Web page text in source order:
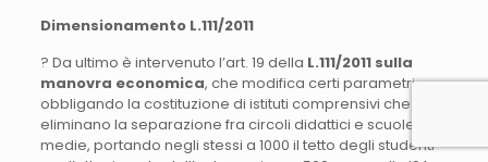
Dimensionamento L.111/2011
? Da ultimo è intervenuto l’art. 19 della L.111/2011 sulla
manovra economica, che modifica certi parametri,
obbligando la costituzione di istituti comprensivi che
eliminano la separazione fra circoli didattici e scuole
medie, portando negli stessi a 1000 il tetto degli studenti